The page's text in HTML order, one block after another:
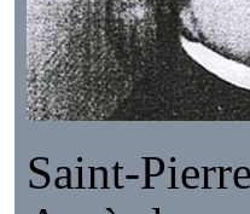
Saint-